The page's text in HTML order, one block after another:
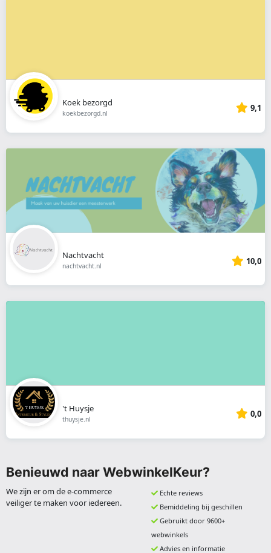
Koek bezorgd
koekbezorgd.nl 9,1
Nachtvacht
nachtvacht.nl 10,0
't Huysje
thuysje.nl 0,0
Benieuwd naar WebwinkelKeur?
We zijn er om de e-commerce
veiliger te maken voor iedereen.
Echte reviews
Bemiddeling bij geschillen
Gebruikt door 9600+
webwinkels
Advies en informatie